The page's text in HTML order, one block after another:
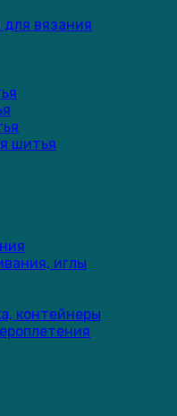
вязания
шитья
иглы
контейнеры